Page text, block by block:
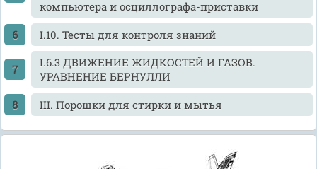
компьютера и осциллографа-приставки
I.10. Тесты для контроля знаний
I.6.3 ДВИЖЕНИЕ ЖИДКОСТЕЙ И ГАЗОВ.
УРАВНЕНИЕ БЕРНУЛЛИ
III. Порошки для стирки и мытья